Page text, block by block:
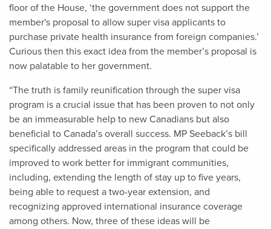
floor of the House, ‘the government does not support the
member's proposal to allow super visa applicants to
purchase private health insurance from foreign companies.’
Curious then this exact idea from the member’s proposal is
now palatable to her government.
“The truth is family reunification through the super visa
program is a crucial issue that has been proven to not only
be an immeasurable help to new Canadians but also
beneficial to Canada’s overall success. MP Seeback’s bill
specifically addressed areas in the program that could be
improved to work better for immigrant communities,
including, extending the length of stay up to five years,
being able to request a two-year extension, and
recognizing approved international insurance coverage
among others. Now, three of these ideas will be